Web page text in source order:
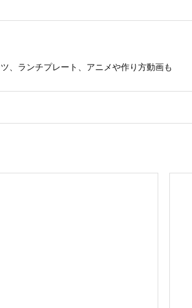
、ランチプレート、アニメや作り方動画も